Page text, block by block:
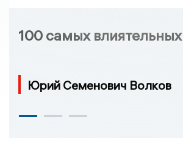
100 самых
Юрий Семенович Волков